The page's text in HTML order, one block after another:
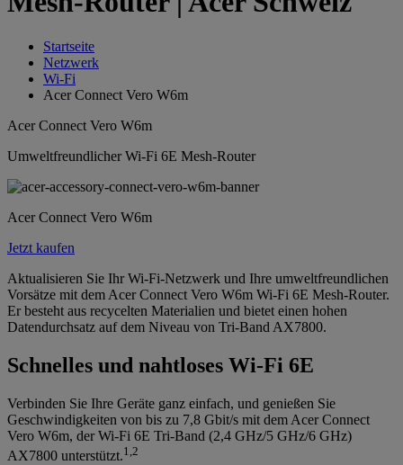
Startseite
Netzwerk
Wi-Fi
Acer Connect Vero W6m
Acer Connect Vero W6m
Umweltfreundlicher Wi-Fi 6E Mesh-Router
Acer Connect Vero W6m
Jetzt kaufen
Aktualisieren Sie Ihr Wi-Fi-Netzwerk und Ihre umweltfreundlichen
Vorsätze mit dem Acer Connect Vero W6m Wi-Fi 6E Mesh-Router.
Er besteht aus recycelten Materialien und bietet einen hohen
Datendurchsatz auf dem Niveau von Tri-Band AX7800.
Schnelles und nahtloses Wi-Fi 6E
Verbinden Sie Ihre Geräte ganz einfach, und genießen Sie
Geschwindigkeiten von bis zu 7,8 Gbit/s mit dem Acer Connect
Vero W6m, der Wi-Fi 6E Tri-Band (2,4 GHz/5 GHz/6 GHz)
AX7800 unterstützt.1,2